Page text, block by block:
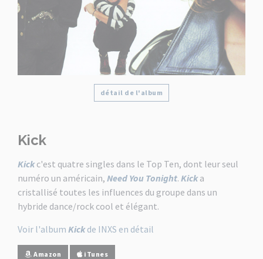
détail de l'album
Kick
Kickc'est quatre singles dans le Top Ten, dont leur seul
numéro un américain, Need You Tonight. Kicka
cristallisé toutes les influences du groupe dans un
hybride dance/rock cool et élégant.
Voir l'album Kickde INXS en détail
Amazon iTunes